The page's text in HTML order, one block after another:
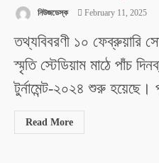
নিউজডেস্ক February 11, 2025
তথ্যবিবরণী ১০ ফেব্রুয়ারি
স্মৃতি স্টেডিয়াম মাঠে পাঁচ
টুর্নামেন্ট-২০২৪ শুরু হয়েছে।
Read More